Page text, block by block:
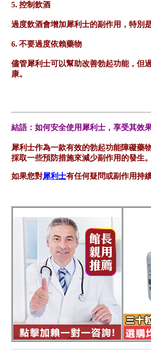
5. 控制飲酒
過度飲酒會增加犀利士的副作用，特別
6. 不要過度依賴藥物
儘管犀利士可以幫助改善勃起功能，但
康。
結語：如何安全使用犀利士，享受其效
犀利士作為一款有效的勃起功能障礙藥
採取一些預防措施來減少副作用的發生。
如果您對犀利士有任何疑問或副作用持